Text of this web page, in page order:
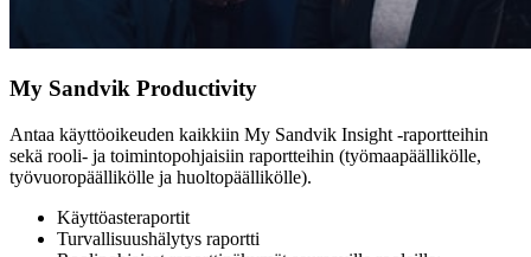
My Sandvik Productivity
Antaa käyttöoikeuden kaikkiin My Sandvik Insight -raportteihin
sekä rooli- ja toimintopohjaisiin raportteihin (työmaapäällikölle,
työvuoropäällikölle ja huoltopäällikölle).
Käyttöasteraportit
Turvallisuushälytys raportti